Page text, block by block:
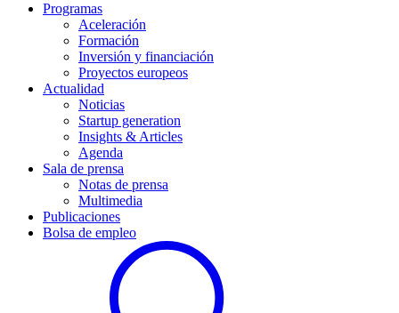
Programas
Aceleración
Formación
Inversión y financiación
Proyectos europeos
Actualidad
Noticias
Startup generation
Insights & Articles
Agenda
Sala de prensa
Notas de prensa
Multimedia
Publicaciones
Bolsa de empleo